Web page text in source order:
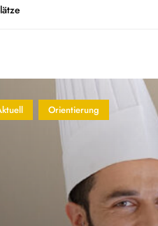
Orientierung